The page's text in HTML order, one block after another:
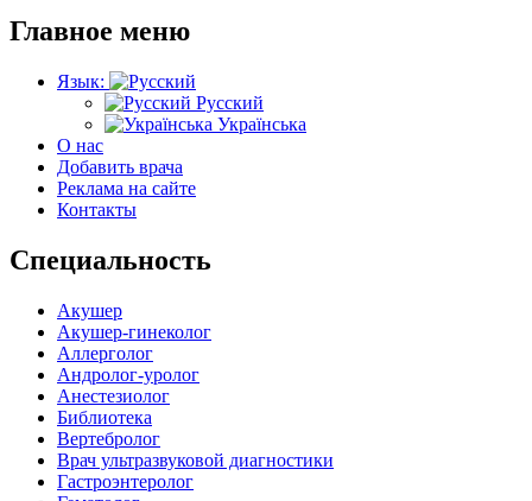
Главное меню
Язык:
Русский
Українська
О нас
Добавить врача
Реклама на сайте
Контакты
Специальность
Акушер
Акушер-гинеколог
Аллерголог
Андролог-уролог
Анестезиолог
Библиотека
Вертебролог
Врач ультразвуковой диагностики
Гастроэнтеролог